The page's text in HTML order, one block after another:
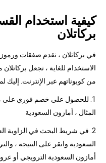
كيفية استخدام
بركاتلان
في بركاتلان ، نقدم صفقات
الاستخدام للغاية ، تجعل
من كوبوناتهم عبر الإنترنت.
1. للحصول على خصم فوري على
المثال ، أمازون السعودية
2. في شريط البحث في الزاوية
السعودية وانقر على النتيجة ،
أمازون السعودية الترويجي أو